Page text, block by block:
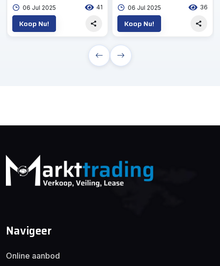
06 Jul 2025 41
Koop Nu!
06 Jul 2025 36
Koop Nu!
Navigeer
Online aanbod